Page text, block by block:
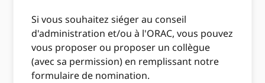
Si vous souhaitez siéger au conseil
d'administration et/ou à l'ORAC, vous pouvez
vous proposer ou proposer un collègue
(avec sa permission) en remplissant notre
formulaire de nomination.